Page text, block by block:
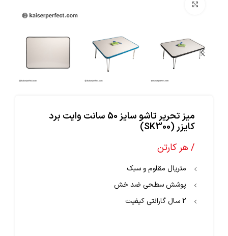
میز تحریر تاشو سایز 50 سانت وایت برد
کایزر (SK300)
/ هر کارتن
متریال مقاوم و سبک
پوشش سطحی ضد خش
2 سال گارانتی کیفیت